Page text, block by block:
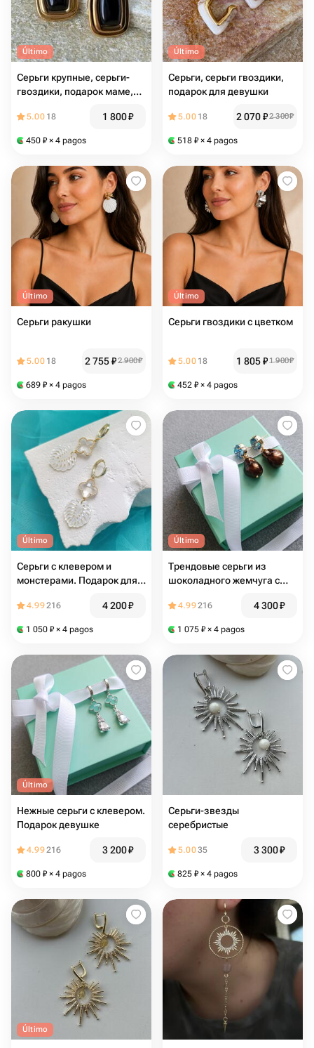
Último
Серьги крупные, серьги-
гвоздики, подарок маме,
5.00 18 1 800₽
450 ₽ × 4 pagos
Último
Серьги, серьги гвоздики,
подарок для девушки
5.00 18 2 070₽2 300₽
518 ₽ × 4 pagos
Último
Серьги ракушки
5.00 18 2 755₽2 900₽
689 ₽ × 4 pagos
Último
Серьги гвоздики с цветком
5.00 18 1 805₽1 900₽
452 ₽ × 4 pagos
Último
Серьги с клевером и
монстерами. Подарок для
4.99216 4 200₽
1 050 ₽ × 4 pagos
Último
Трендовые серьги из
шоколадного жемчуга с
Подарок для девушки
4.99216 4 300₽
1 075 ₽ × 4 pagos
Último
Нежные серьги с клевером.
Подарок девушке
4.99216 3 200₽
800 ₽ × 4 pagos
Серьги-звезды
серебристые
5.0035 3 300₽
825 ₽ × 4 pagos
Último